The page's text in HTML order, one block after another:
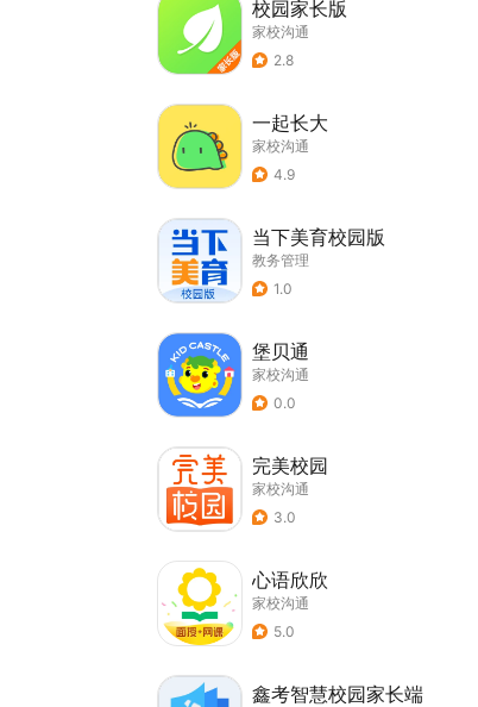
校园家长版
家校沟通
2.8
一起长大
家校沟通
4.9
当下美育校园版
教务管理
1.0
堡贝通
家校沟通
0.0
完美校园
家校沟通
3.0
心语欣欣
家校沟通
5.0
鑫考智慧校园家长端